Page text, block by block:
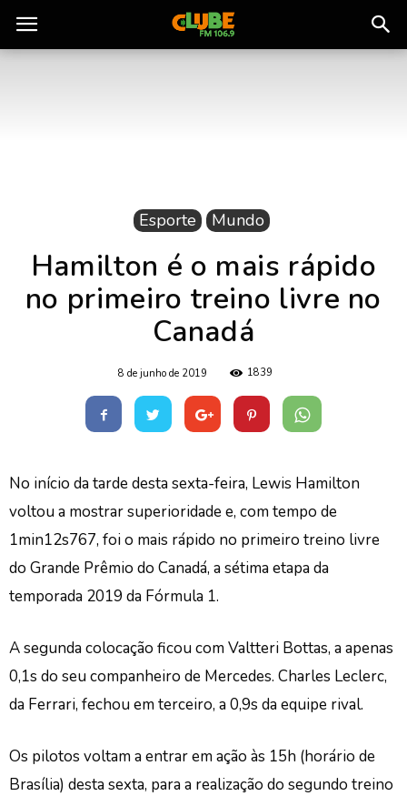
Rádio
Esporte Mundo
Hamilton é o mais rápido
no primeiro treino livre no
Canadá
8 de junho de 2019 1839
No início da tarde desta sexta-feira, Lewis Hamilton
voltou a mostrar superioridade e, com tempo de
1min12s767, foi o mais rápido no primeiro treino livre
do Grande Prêmio do Canadá, a sétima etapa da
temporada 2019 da Fórmula 1.
A segunda colocação ficou com Valtteri Bottas, a apenas
0,1s do seu companheiro de Mercedes. Charles Leclerc,
da Ferrari, fechou em terceiro, a 0,9s da equipe rival.
Os pilotos voltam a entrar em ação às 15h (horário de
Brasília) desta sexta, para a realização do segundo treino